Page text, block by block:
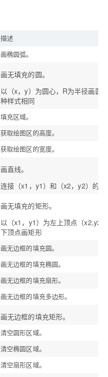
描述
画椭圆弧。
画无填充的圆。
以（x，y）为圆心，R为半径画圆
种样式相同
填充区域。
获取绘图区的高度。
获取绘图区的宽度。
画直线。
连接（x1，y1）和（x2，y2）的一
画无填充的矩形。
以（x1，y1）为左上顶点（x2,y2
下顶点画矩形
画无边框的填充圆。
画无边框的填充椭圆。
画无边框的填充扇形。
画无边框的填充多边形。
画无边框的填充矩形。
清空圆形区域。
清空椭圆区域。
清空扇形区域。